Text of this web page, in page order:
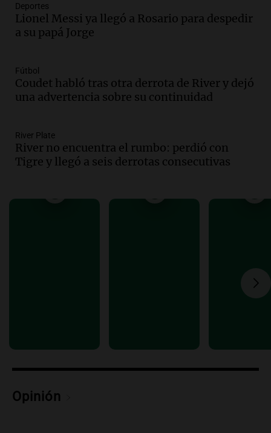
Una mañana para todos
Episodios
Audio.Una nutricionista derribó el mito
conviene priorizar
Una mañana para todos
Episodios
Episodios
contra el tiempo: necesita un trasplante
Una mañana para todos
Audio.
Deportes
Lionel Messi ya llegó a Rosario para despedir
a su papá Jorge
Fútbol
Coudet habló tras otra derrota de River y dejó
una advertencia sobre su continuidad
River Plate
River no encuentra el rumbo: perdió con
Tigre y llegó a seis derrotas consecutivas
Opinión